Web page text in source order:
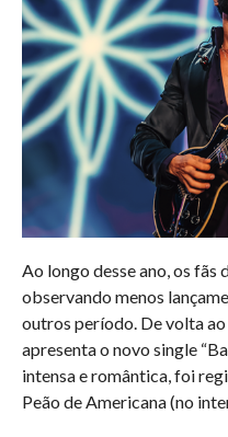
Ao longo desse ano, os fãs
observando menos
outros período. De volta
apresenta o novo single
intensa e romântica, foi
Peão de Americana (no